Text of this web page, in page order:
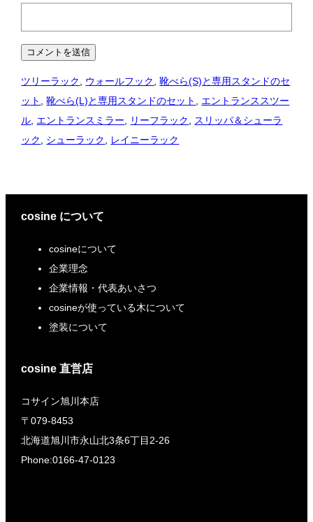
ツリーラック ウォールフック , 靴べら(S)と専用スタンドのセ
ット
, 靴べら(L)と専用スタンドのセット
エントランススツー
ル エントランスミラー リーフラック
スリッパ＆シューラ
ック
シューラック レイニーラック
cosine について
cosineについて
企業理念
企業情報・代表あいさつ
cosineが使っている木について
塗装について
cosine 直営店
コサイン旭川本店
〒079-8453
北海道旭川市永山北3条6丁目2-26
Phone:0166-47-0123